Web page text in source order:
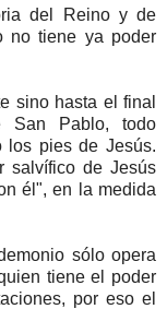
del Reino y de
no tiene ya poder
sino hasta el final
San Pablo, todo
los pies de Jesús.
salvífico de Jesús
él", en la medida
sólo opera
tiene el poder
por eso el